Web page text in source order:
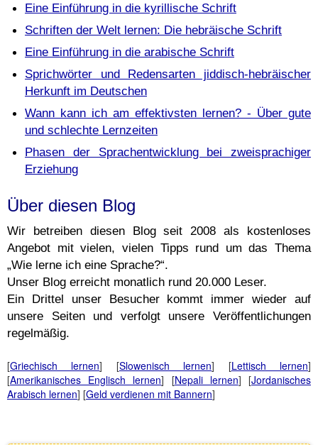
Eine Einführung in die kyrillische Schrift
Schriften der Welt lernen: Die hebräische Schrift
Eine Einführung in die arabische Schrift
Sprichwörter und Redensarten jiddisch-hebräischer
Herkunft im Deutschen
Wann kann ich am effektivsten lernen? - Über gute
und schlechte Lernzeiten
Phasen der Sprachentwicklung bei zweisprachiger
Erziehung
Über diesen Blog
Wir betreiben diesen Blog seit 2008 als kostenloses
Angebot mit vielen, vielen Tipps rund um das Thema
„Wie lerne ich eine Sprache?“.
Unser Blog erreicht monatlich rund 20.000 Leser.
Ein Drittel unser Besucher kommt immer wieder auf
unsere Seiten und verfolgt unsere Veröffentlichungen
regelmäßig.
[Griechisch lernen] [Slowenisch lernen] [Lettisch lernen]
[Amerikanisches Englisch lernen] [Nepali lernen] [Jordanisches
Arabisch lernen] [Geld verdienen mit Bannern]